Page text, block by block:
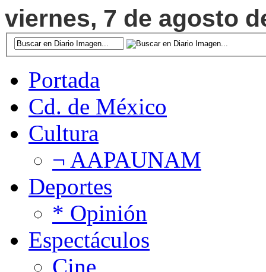
viernes, 7 de agosto
Portada
Cd. de México
Cultura
¬ AAPAUNAM
Deportes
* Opinión
Espectáculos
Cine